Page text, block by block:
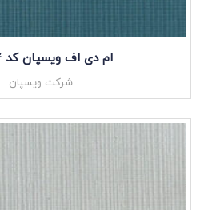
ام دی اف ویسپان کد P-204
شرکت ویسپان